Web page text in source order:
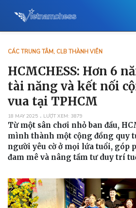
CÁC TRUNG TÂM, CLB THÀNH VIÊN
HCMCHESS: Hơn 6
tài năng và kết nối
vua tại TPHCM
18 MAY 2025 LƯỢT XEM: 3879
Từ một sân chơi nhỏ ban đầu,
mình thành một cộng đồng quy
người yêu cờ ở mọi lứa tuổi, góp
đam mê và nâng tầm tư duy trí